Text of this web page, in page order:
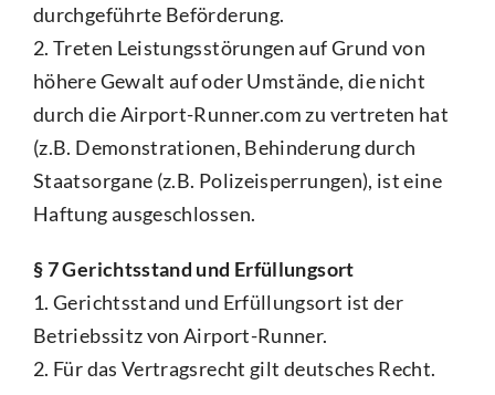
durchgeführte Beförderung.
2. Treten Leistungsstörungen auf Grund von
höhere Gewalt auf oder Umstände, die nicht
durch die Airport-Runner.com zu vertreten hat
(z.B. Demonstrationen, Behinderung durch
Staatsorgane (z.B. Polizeisperrungen), ist eine
Haftung ausgeschlossen.
§ 7 Gerichtsstand und Erfüllungsort
1. Gerichtsstand und Erfüllungsort ist der
Betriebssitz von Airport-Runner.
2. Für das Vertragsrecht gilt deutsches Recht.